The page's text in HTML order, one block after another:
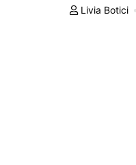
Livia Botici